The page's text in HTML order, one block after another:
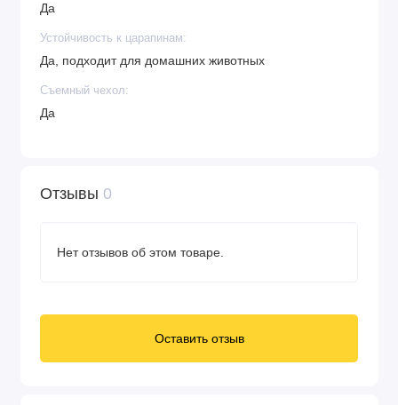
Да
Устойчивость к царапинам:
Да, подходит для домашних животных
Съемный чехол:
Да
Отзывы 0
Нет отзывов об этом товаре.
Оставить отзыв